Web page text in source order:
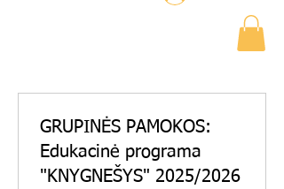
GRUPINĖS PAMOKOS:
Edukacinė programa
"KNYGNEŠYS" 2025/2026